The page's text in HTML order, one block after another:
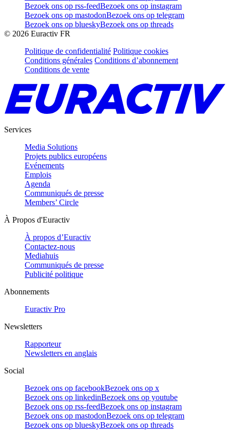
Bezoek ons op rss-feedBezoek ons op instagram
Bezoek ons op mastodonBezoek ons op telegram
Bezoek ons op blueskyBezoek ons op threads
© 2026 Euractiv FR
Politique de confidentialité Politique cookies
Conditions générales Conditions d’abonnement
Conditions de vente
Services
Media Solutions
Projets publics européens
Evénements
Emplois
Agenda
Communiqués de presse
Members’ Circle
À Propos d'Euractiv
À propos d’Euractiv
Contactez-nous
Mediahuis
Communiqués de presse
Publicité politique
Abonnements
Euractiv Pro
Newsletters
Rapporteur
Newsletters en anglais
Social
Bezoek ons op facebookBezoek ons op x
Bezoek ons op linkedinBezoek ons op youtube
Bezoek ons op rss-feedBezoek ons op instagram
Bezoek ons op mastodonBezoek ons op telegram
Bezoek ons op blueskyBezoek ons op threads